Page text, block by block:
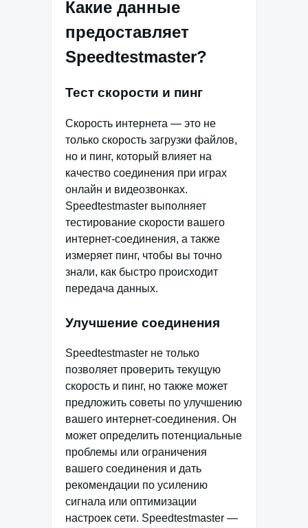
Какие данные
предоставляет
Speedtestmaster?
Тест скорости и пинг
Скорость интернета — это не
только скорость загрузки файлов,
но и пинг, который влияет на
качество соединения при играх
онлайн и видеозвонках.
Speedtestmaster выполняет
тестирование скорости вашего
интернет-соединения, а также
измеряет пинг, чтобы вы точно
знали, как быстро происходит
передача данных.
Улучшение соединения
Speedtestmaster не только
позволяет проверить текущую
скорость и пинг, но также может
предложить советы по улучшению
вашего интернет-соединения. Он
может определить потенциальные
проблемы или ограничения
вашего соединения и дать
рекомендации по усилению
сигнала или оптимизации
настроек сети. Speedtestmaster —